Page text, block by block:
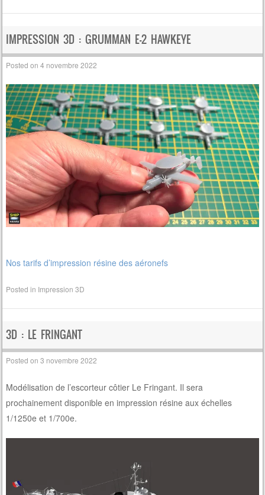
IMPRESSION 3D : GRUMMAN E-2 HAWKEYE
Posted on4 novembre 2022
Nos tarifs d’impression résine des aéronefs
Posted in Impression 3D
3D : LE FRINGANT
Posted on3 novembre 2022
Modélisation de l’escorteur côtier Le Fringant. Il sera
prochainement disponible en impression résine aux échelles
1/1250e et 1/700e.